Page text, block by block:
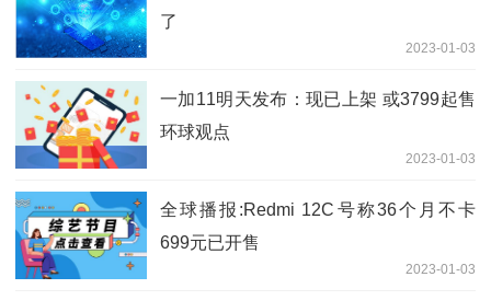
了
2023-01-03
一加11明天发布：现已上架 或3799起售
环球观点
2023-01-03
全球播报:Redmi 12C号称36个月不卡
699元已开售
2023-01-03